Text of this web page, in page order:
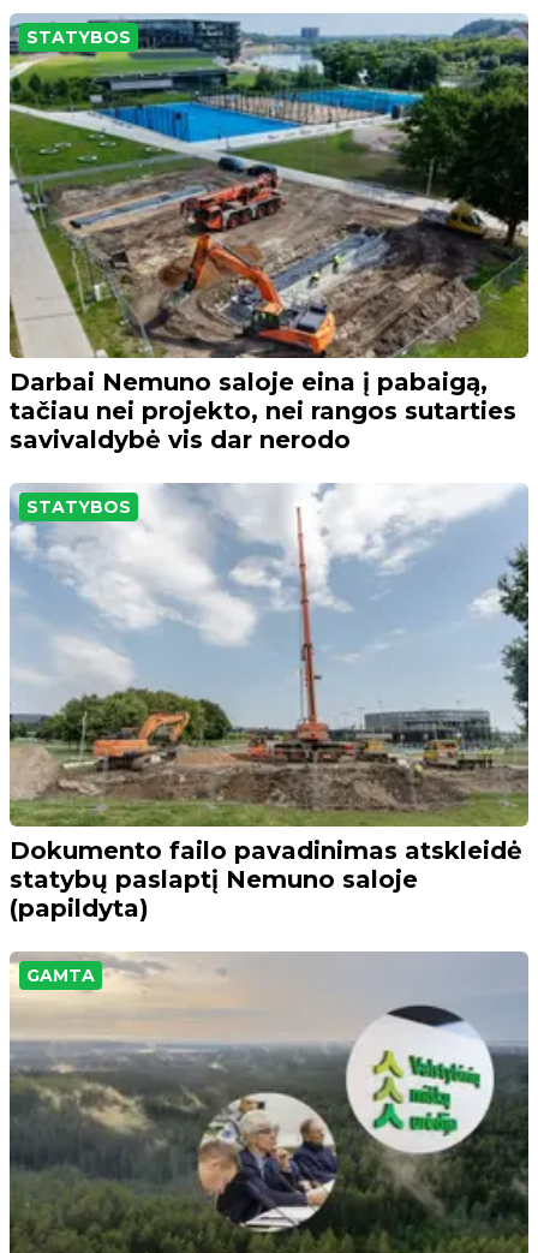
STATYBOS
Darbai Nemuno saloje eina į pabaigą,
tačiau nei projekto, nei rangos sutarties
savivaldybė vis dar nerodo
STATYBOS
Dokumento failo pavadinimas atskleidė
statybų paslaptį Nemuno saloje
(papildyta)
GAMTA